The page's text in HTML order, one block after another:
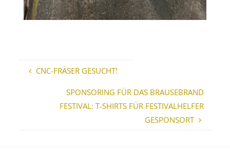
CNC-FRÄSER GESUCHT!
SPONSORING FÜR DAS BRAUSEBRAND
FESTIVAL: T-SHIRTS FÜR FESTIVALHELFER
GESPONSORT